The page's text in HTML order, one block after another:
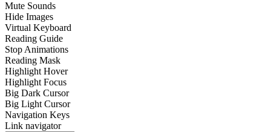
Mute Sounds
Hide Images
Virtual Keyboard
Reading Guide
Stop Animations
Reading Mask
Highlight Hover
Highlight Focus
Big Dark Cursor
Big Light Cursor
Navigation Keys
Link navigator